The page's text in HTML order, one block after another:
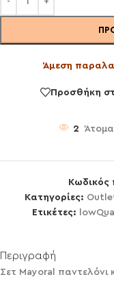
Άμεση
Προσθήκη
2
Κωδικός
Κατηγορίες:
Ετικέτες:
Περιγραφή
Σετ Mayoral παντελόνι